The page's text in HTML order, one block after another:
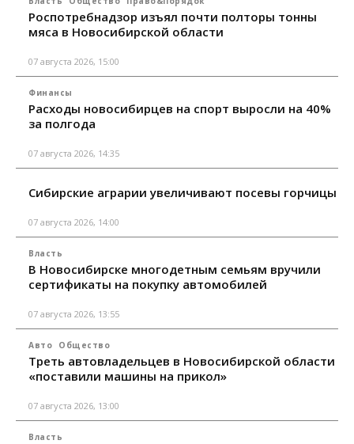
Роспотребнадзор изъял почти полторы тонны
мяса в Новосибирской области
07 августа 2026, 15:00
Финансы
Расходы новосибирцев на спорт выросли на 40%
за полгода
07 августа 2026, 14:35
Сибирские аграрии увеличивают посевы горчицы
07 августа 2026, 14:00
Власть
В Новосибирске многодетным семьям вручили
сертификаты на покупку автомобилей
07 августа 2026, 13:55
Авто Общество
Треть автовладельцев в Новосибирской области
«поставили машины на прикол»
07 августа 2026, 13:00
Власть